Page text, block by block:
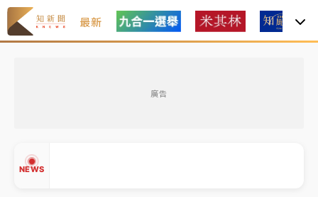
最新
廣告
NEWS
中信慈善基金會想增加董事人數！辜仲諒向法院聲請遭
駁 理由曝光